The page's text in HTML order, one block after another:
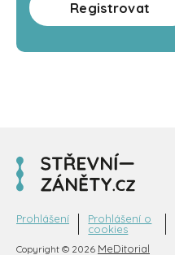
Registrovat
Copyright © 2026 MeDitorial
Prohlášení
Prohlášení o
cookies